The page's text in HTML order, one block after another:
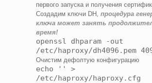
первого запуска и получения
Создадим ключи DH, процедура
ключа может занять
время!
openssl dhparam -out
/etc/haproxy/dh4096.pem
Очистим дефолтую конфигурацию
echo '' >
/etc/haproxy/haproxy.cfg